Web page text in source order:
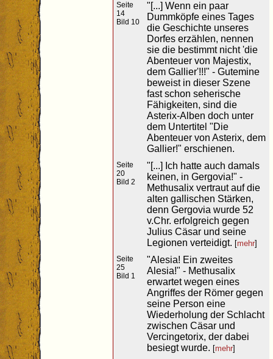
Seite
14
Bild 10
"[...] Wenn ein paar
Dummköpfe eines Tages
die Geschichte unseres
Dorfes erzählen, nennen
sie die bestimmt nicht 'die
Abenteuer von Majestix,
dem Gallier'!!!" - Gutemine
beweist in dieser Szene
fast schon seherische
Fähigkeiten, sind die
Asterix-Alben doch unter
dem Untertitel "Die
Abenteuer von Asterix, dem
Gallier!" erschienen.
Seite
20
Bild 2
"[...] Ich hatte auch damals
keinen, in Gergovia!" -
Methusalix vertraut auf die
alten gallischen Stärken,
denn Gergovia wurde 52
v.Chr. erfolgreich gegen
Julius Cäsar und seine
Legionen verteidigt. [mehr]
Seite
25
Bild 1
"Alesia! Ein zweites
Alesia!" - Methusalix
erwartet wegen eines
Angriffes der Römer gegen
seine Person eine
Wiederholung der Schlacht
zwischen Cäsar und
Vercingetorix, der dabei
besiegt wurde. [mehr]